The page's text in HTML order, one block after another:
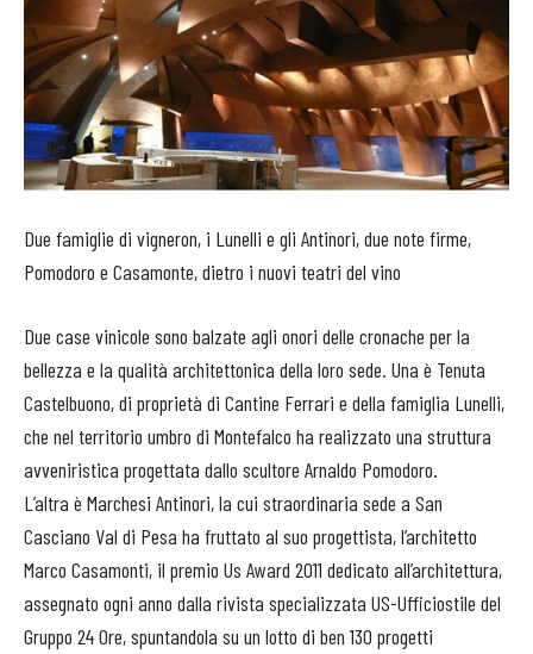
Due famiglie di vigneron, i Lunelli e gli Antinori, due note firme,
Pomodoro e Casamonte, dietro i nuovi teatri del vino
Due case vinicole sono balzate agli onori delle cronache per la
bellezza e la qualità architettonica della loro sede. Una è Tenuta
Castelbuono, di proprietà di Cantine Ferrari e della famiglia Lunelli,
che nel territorio umbro di Montefalco ha realizzato una struttura
avveniristica progettata dallo scultore Arnaldo Pomodoro.
L’altra è Marchesi Antinori, la cui straordinaria sede a San
Casciano Val di Pesa ha fruttato al suo progettista, l’architetto
Marco Casamonti, il premio Us Award 2011 dedicato all’architettura,
assegnato ogni anno dalla rivista specializzata US-Ufficiostile del
Gruppo 24 Ore, spuntandola su un lotto di ben 130 progetti